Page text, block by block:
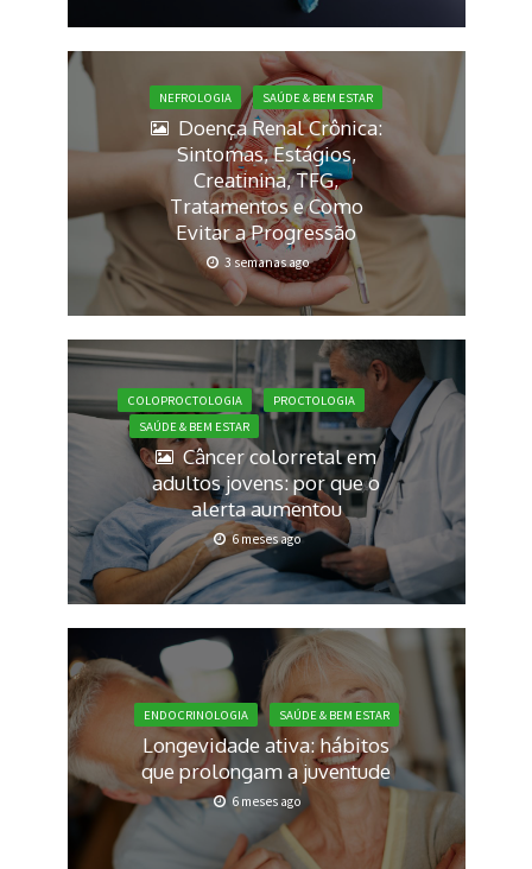
NEFROLOGIA SAÚDE & BEM ESTAR
Doença Renal Crônica:
Sintomas, Estágios,
Creatinina, TFG,
Tratamentos e Como
Evitar a Progressão
3 semanas ago
COLOPROCTOLOGIA
PROCTOLOGIA
SAÚDE & BEM ESTAR
Câncer colorretal em
adultos jovens: por que o
alerta aumentou
6 meses ago
ENDOCRINOLOGIA SAÚDE & BEM ESTAR
Longevidade ativa: hábitos
que prolongam a juventude
6 meses ago